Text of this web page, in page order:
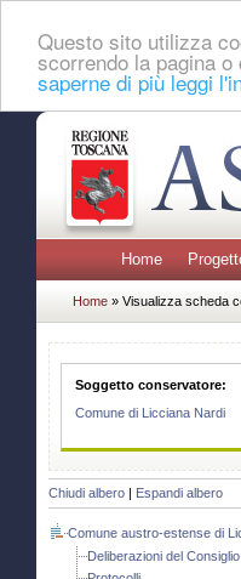
Questo sito utilizza
scorrendo la pagina
saperne di più leggi
Home
Home » Visualizza scheda
Soggetto conservatore:
Comune di Licciana Nardi
Chiudi albero Espandi albero
Comune austro-estense di
Deliberazioni del Consiglio